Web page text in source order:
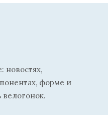
новостях,
форме и